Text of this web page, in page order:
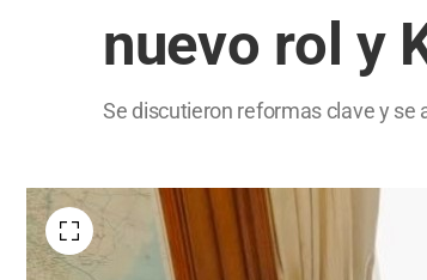
nuevo rol y
Se discutieron reformas clave y se